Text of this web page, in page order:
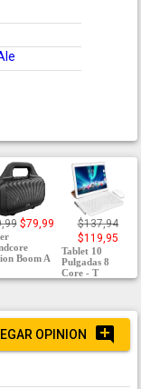
$79,99
Boom A
$137,94
$119,95
Tablet 10
Pulgadas 8
Core - T
OPINION